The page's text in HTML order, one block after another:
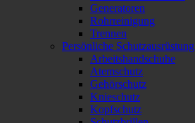
Generatoren
Rohrreinigung
Trennen
Persönliche Schutzausrüstung
Arbeitshandschuhe
Atemschutz
Gehörschutz
Knieschutz
Kopfschutz